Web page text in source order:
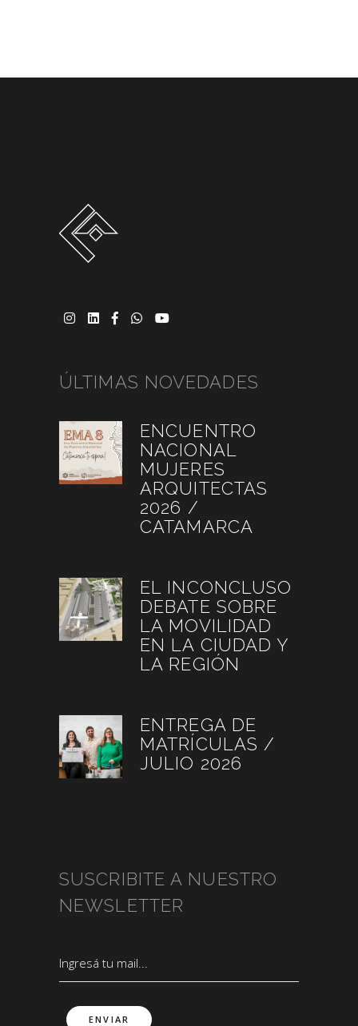
ÚLTIMAS NOVEDADES
ENCUENTRO
NACIONAL
MUJERES
ARQUITECTAS
2026 /
CATAMARCA
EL INCONCLUSO
DEBATE SOBRE
LA MOVILIDAD
EN LA CIUDAD Y
LA REGIÓN
ENTREGA DE
MATRÍCULAS /
JULIO 2026
SUSCRIBITE A NUESTRO
NEWSLETTER